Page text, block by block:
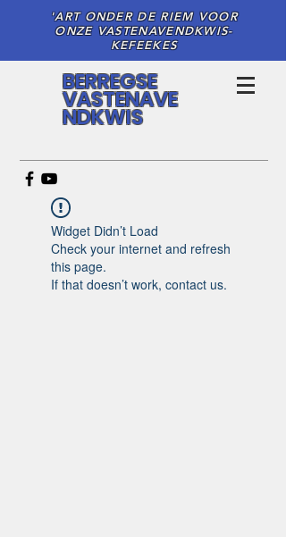
'ART ONDER DE RIEM VOOR
ONZE VASTENAVENDKWIS-
KEFEEKES
BERREGSE
VASTENAVE
NDKWIS
Widget Didn’t Load
Check your internet and refresh
this page.
If that doesn’t work, contact us.